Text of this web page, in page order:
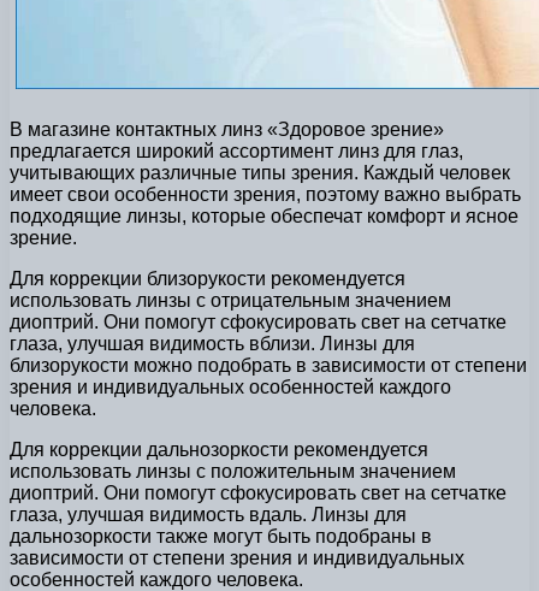
В магазине контактных линз «Здоровое зрение»
предлагается широкий ассортимент линз для глаз,
учитывающих различные типы зрения. Каждый человек
имеет свои особенности зрения, поэтому важно выбрать
подходящие линзы, которые обеспечат комфорт и ясное
зрение.
Для коррекции близорукости рекомендуется
использовать линзы с отрицательным значением
диоптрий. Они помогут сфокусировать свет на сетчатке
глаза, улучшая видимость вблизи. Линзы для
близорукости можно подобрать в зависимости от степени
зрения и индивидуальных особенностей каждого
человека.
Для коррекции дальнозоркости рекомендуется
использовать линзы с положительным значением
диоптрий. Они помогут сфокусировать свет на сетчатке
глаза, улучшая видимость вдаль. Линзы для
дальнозоркости также могут быть подобраны в
зависимости от степени зрения и индивидуальных
особенностей каждого человека.